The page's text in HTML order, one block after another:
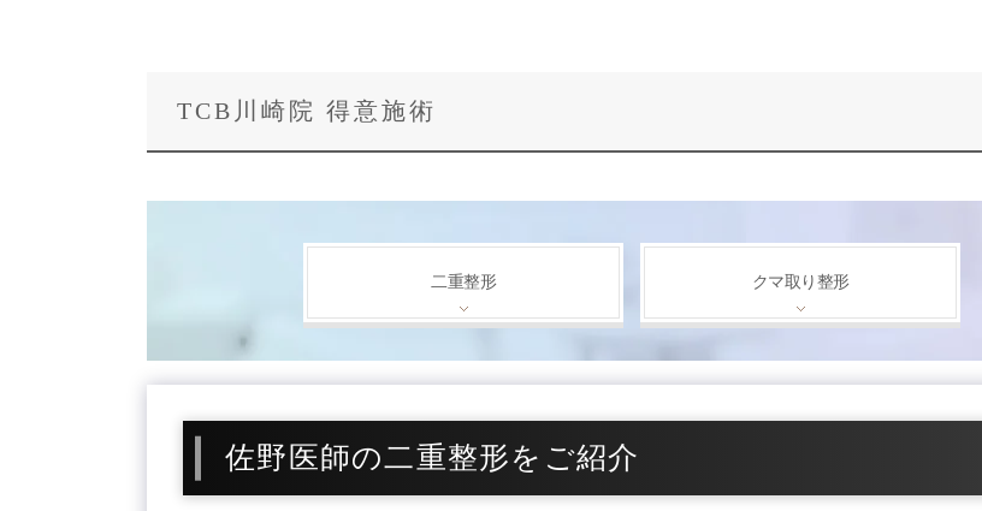
TCB川崎院 得意施術
二重整形 クマ取り整形
佐野医師の二重整形をご紹介